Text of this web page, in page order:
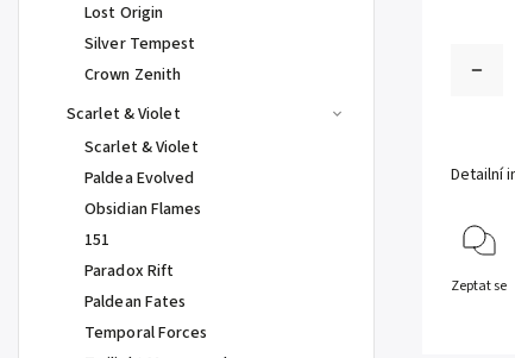
Lost Origin
Silver Tempest
Crown Zenith
Scarlet & Violet
Scarlet & Violet
Paldea Evolved
Obsidian Flames
151
Paradox Rift
Paldean Fates
Temporal Forces
Detailní
Zeptat se